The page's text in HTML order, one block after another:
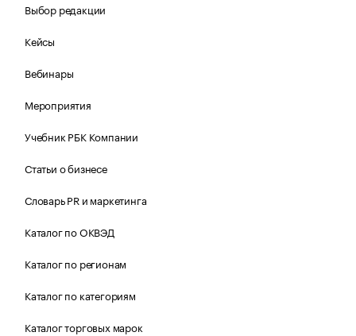
Выбор редакции
Кейсы
Вебинары
Мероприятия
Учебник РБК Компании
Статьи о бизнесе
Словарь PR и маркетинга
Каталог по ОКВЭД
Каталог по регионам
Каталог по категориям
Каталог торговых марок